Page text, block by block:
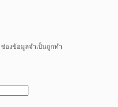
ช่องข้อมูลจำเป็นถูกทำ